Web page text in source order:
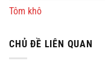
Tôm khô
CHỦ ĐỀ LIÊN QUAN